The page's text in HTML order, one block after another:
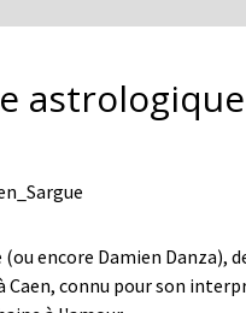
(ou encore Damien Danza),
Caen, connu pour son